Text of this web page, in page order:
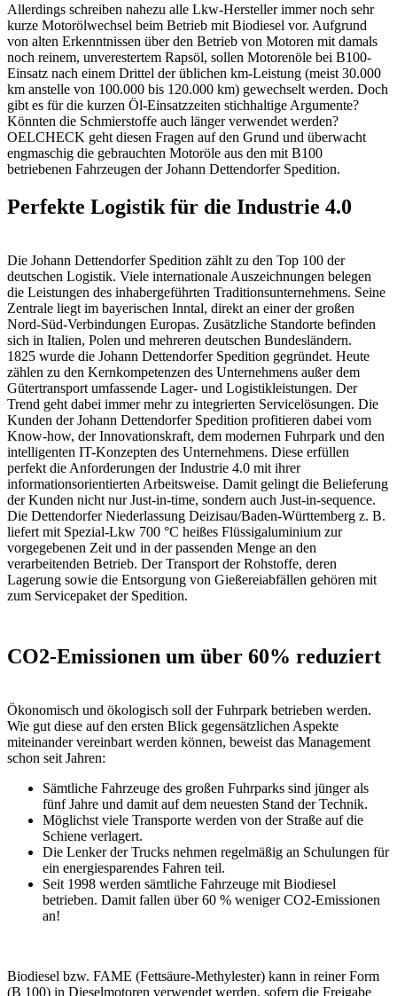
Allerdings schreiben nahezu alle Lkw-Hersteller immer noch sehr
kurze Motorölwechsel beim Betrieb mit Biodiesel vor. Aufgrund
von alten Erkenntnissen über den Betrieb von Motoren mit damals
noch reinem, unverestertem Rapsöl, sollen Motorenöle bei B100-
Einsatz nach einem Drittel der üblichen km-Leistung (meist 30.000
km anstelle von 100.000 bis 120.000 km) gewechselt werden. Doch
gibt es für die kurzen Öl-Einsatzzeiten stichhaltige Argumente?
Könnten die Schmierstoffe auch länger verwendet werden?
OELCHECK geht diesen Fragen auf den Grund und überwacht
engmaschig die gebrauchten Motoröle aus den mit B100
betriebenen Fahrzeugen der Johann Dettendorfer Spedition.
Perfekte Logistik für die Industrie 4.0
Die Johann Dettendorfer Spedition zählt zu den Top 100 der
deutschen Logistik. Viele internationale Auszeichnungen belegen
die Leistungen des inhaber­geführten Traditionsunternehmens. Seine
Zentrale liegt im bayerischen Inntal, direkt an einer der großen
Nord-Süd-Verbindungen Europas. Zusätzliche Standorte befinden
sich in Italien, Polen und mehreren deutschen Bundesländern.
1825 wurde die Johann Dettendorfer Spedition gegründet. Heute
zählen zu den Kernkompetenzen des Unternehmens außer dem
Gütertransport umfassende Lager- und Logistikleistungen. Der
Trend geht dabei immer mehr zu integrierten Servicelösungen. Die
Kunden der Johann Dettendorfer Spedition profitieren dabei vom
Know-how, der Innovationskraft, dem modernen Fuhrpark und den
intelligenten IT-Konzepten des Unternehmens. Diese erfüllen
perfekt die Anforderungen der Industrie 4.0 mit ihrer
informationsorientierten Arbeitsweise. Damit gelingt die Belieferung
der Kunden nicht nur Just-in-time, sondern auch Just-in-sequence.
Die Dettendorfer Niederlassung Deizisau/Baden-Württemberg z. B.
liefert mit Spezial-Lkw 700 °C heißes Flüssigaluminium zur
vorgegebenen Zeit und in der passenden Menge an den
verarbeitenden Betrieb. Der Transport der Rohstoffe, deren
Lagerung sowie die Entsorgung von Gießereiabfällen gehören mit
zum Servicepaket der Spedition.
CO2-Emissionen um über 60% reduziert
Ökonomisch und ökologisch soll der Fuhrpark betrieben werden.
Wie gut diese auf den ersten Blick gegensätzlichen Aspekte
miteinander vereinbart werden können, beweist das Management
schon seit Jahren:
Sämtliche Fahrzeuge des großen Fuhrparks sind jünger als
fünf Jahre und damit auf dem neuesten Stand der Technik.
Möglichst viele Transporte werden von der Straße auf die
Schiene verlagert.
Die Lenker der Trucks nehmen regelmäßig an Schulungen für
ein energiesparendes Fahren teil.
Seit 1998 werden sämtliche Fahrzeuge mit Biodiesel
betrieben. Damit fallen über 60 % weniger CO2-Emissionen
an!
Biodiesel bzw. FAME (Fettsäure-Methylester) kann in reiner Form
(B 100) in Dieselmotoren verwendet werden, sofern die Freigabe